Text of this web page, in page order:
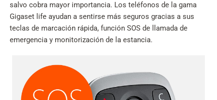
salvo cobra mayor importancia. Los teléfonos de la gama
Gigaset life ayudan a sentirse más seguros gracias a sus
teclas de marcación rápida, función SOS de llamada de
emergencia y monitorización de la estancia.